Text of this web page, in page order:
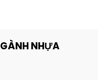
NHỰA